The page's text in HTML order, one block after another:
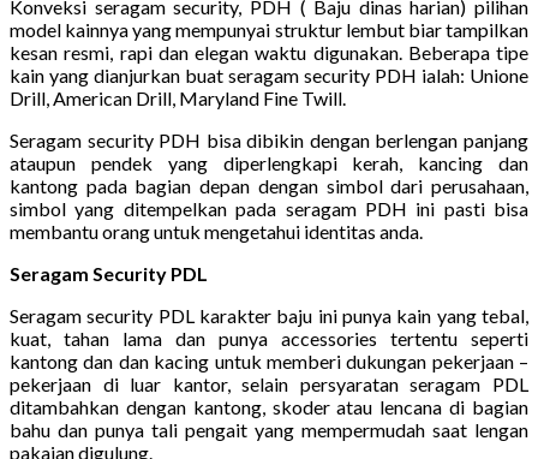
Konveksi seragam security, PDH ( Baju dinas harian) pilihan
model kainnya yang mempunyai struktur lembut biar tampilkan
kesan resmi, rapi dan elegan waktu digunakan. Beberapa tipe
kain yang dianjurkan buat seragam security PDH ialah: Unione
Drill, American Drill, Maryland Fine Twill.
Seragam security PDH bisa dibikin dengan berlengan panjang
ataupun pendek yang diperlengkapi kerah, kancing dan
kantong pada bagian depan dengan simbol dari perusahaan,
simbol yang ditempelkan pada seragam PDH ini pasti bisa
membantu orang untuk mengetahui identitas anda.
Seragam Security PDL
Seragam security PDL karakter baju ini punya kain yang tebal,
kuat, tahan lama dan punya accessories tertentu seperti
kantong dan dan kacing untuk memberi dukungan pekerjaan –
pekerjaan di luar kantor, selain persyaratan seragam PDL
ditambahkan dengan kantong, skoder atau lencana di bagian
bahu dan punya tali pengait yang mempermudah saat lengan
pakaian digulung.